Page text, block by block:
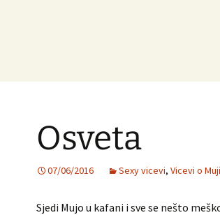
Osveta
07/06/2016 Sexy vicevi, Vicevi o
Sjedi Mujo u kafani i sve se nešto